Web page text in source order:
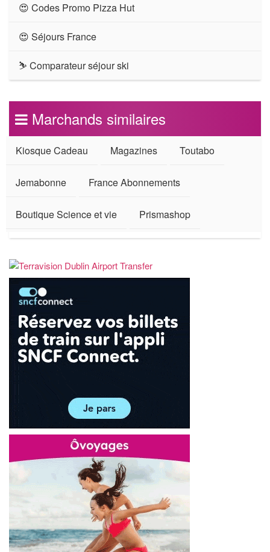
😍 Codes Promo Pizza Hut
😍 Séjours France
⛷ Comparateur séjour ski
Marchands similaires
Kiosque Cadeau Magazines Toutabo
Jemabonne France Abonnements
Boutique Science et vie Prismashop